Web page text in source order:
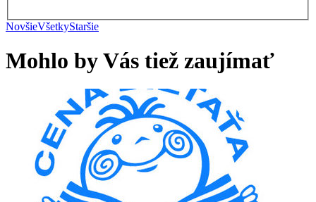
NovšieVšetkyStaršie
Mohlo by Vás tiež zaujímať